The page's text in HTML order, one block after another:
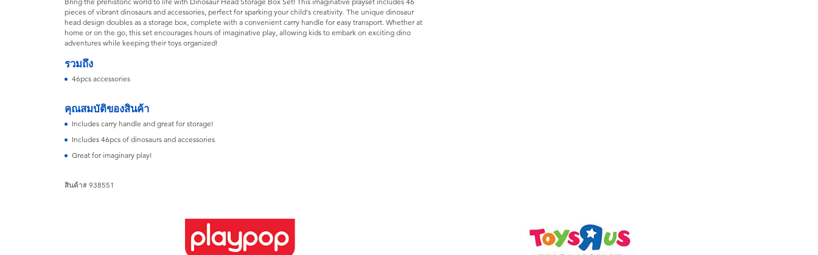
pieces of vibrant dinosaurs and accessories, perfect for sparking your child's creativity. The unique dinosaur
head design doubles as a storage box, complete with a convenient carry handle for easy transport. Whether at
home or on the go, this set encourages hours of imaginative play, allowing kids to embark on exciting dino
adventures while keeping their toys organized!
รวมถึง
46pcs accessories
คุณสมบัติของสินค้า
Includes carry handle and great for storage!
Includes 46pcs of dinosaurs and accessories
Great for imaginary play!
สินค้า# 938551